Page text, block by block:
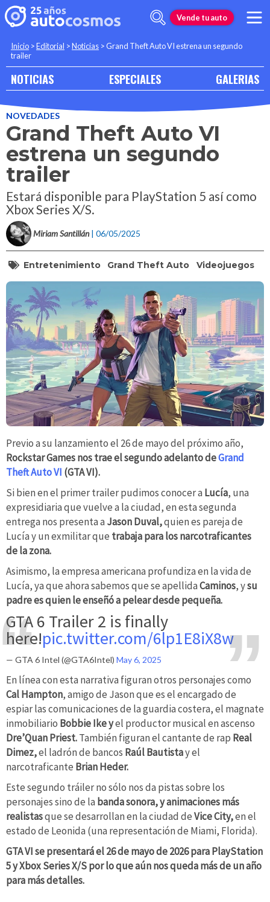
Vende tu auto
Inicio >Editorial >Noticias >Grand Theft Auto VI estrena un segundo
trailer
NOTICIAS ESPECIALES GALERIAS
NOVEDADES
Grand Theft Auto VI
estrena un segundo
trailer
Estará disponible para PlayStation 5 así como
Xbox Series X/S.
Miriam Santillán | 06/05/2025
Entretenimiento Grand Theft Auto Videojuegos
Previo a su lanzamiento el 26 de mayo del próximo año,
Rockstar Games nos trae el segundo adelanto deGrand
Theft Auto VI (GTA VI).
Si bien en el primer trailer pudimos conocer a Lucía, una
expresidiaria que vuelve a la ciudad, en esta segunda
entrega nos presenta a Jason Duval,quien es pareja de
Lucía y un exmilitar que trabaja para los narcotraficantes
de la zona.
Asimismo, la empresa americana profundiza en la vida de
Lucía, ya que ahora sabemos que se apellidaCaminos, ysu
padre es quien le enseñó a pelear desde pequeña.
GTA 6 Trailer 2 is finally
here!pic.twitter.com/6lp1E8iX8w
— GTA 6 Intel (@GTA6Intel) May 6, 2025
En línea con esta narrativa figuran otros personajes como
Cal Hampton, amigo de Jason que es el encargado de
espiar las comunicaciones de la guardia costera, el magnate
inmobiliario Bobbie Ike yel productor musical en ascenso
Dre’Quan Priest.También figuran el cantante de rap Real
Dimez,el ladrón de bancos Raúl Bautistay el
narcotraficante Brian Heder.
Este segundo tráiler no sólo nos da pistas sobre los
personajes sino de la banda sonora, y animaciones más
realistasque se desarrollan en la ciudad deVice City,en el
estado de Leonida (una representación de Miami, Florida).
GTA VI se presentará el 26 de mayo de 2026 para PlayStation
5 y Xbox Series X/S por lo que aún nos queda más de un año
para más detalles.